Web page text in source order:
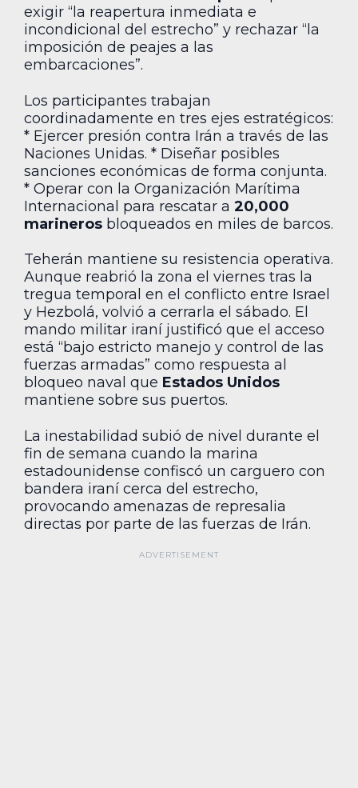
exigir “la reapertura inmediata e
incondicional del estrecho” y rechazar “la
imposición de peajes a las
embarcaciones”.
Los participantes trabajan
coordinadamente en tres ejes estratégicos:
* Ejercer presión contra Irán a través de las
Naciones Unidas. * Diseñar posibles
sanciones económicas de forma conjunta.
* Operar con la Organización Marítima
Internacional para rescatar a 20,000
marineros bloqueados en miles de barcos.
Teherán mantiene su resistencia operativa.
Aunque reabrió la zona el viernes tras la
tregua temporal en el conflicto entre Israel
y Hezbolá, volvió a cerrarla el sábado. El
mando militar iraní justificó que el acceso
está “bajo estricto manejo y control de las
fuerzas armadas” como respuesta al
bloqueo naval que Estados Unidos
mantiene sobre sus puertos.
La inestabilidad subió de nivel durante el
fin de semana cuando la marina
estadounidense confiscó un carguero con
bandera iraní cerca del estrecho,
provocando amenazas de represalia
directas por parte de las fuerzas de Irán.